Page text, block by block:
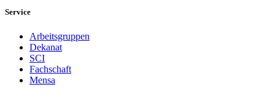
Service
Arbeitsgruppen
Dekanat
SCI
Fachschaft
Mensa